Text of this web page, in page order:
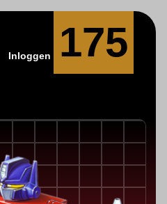
Inloggen 175